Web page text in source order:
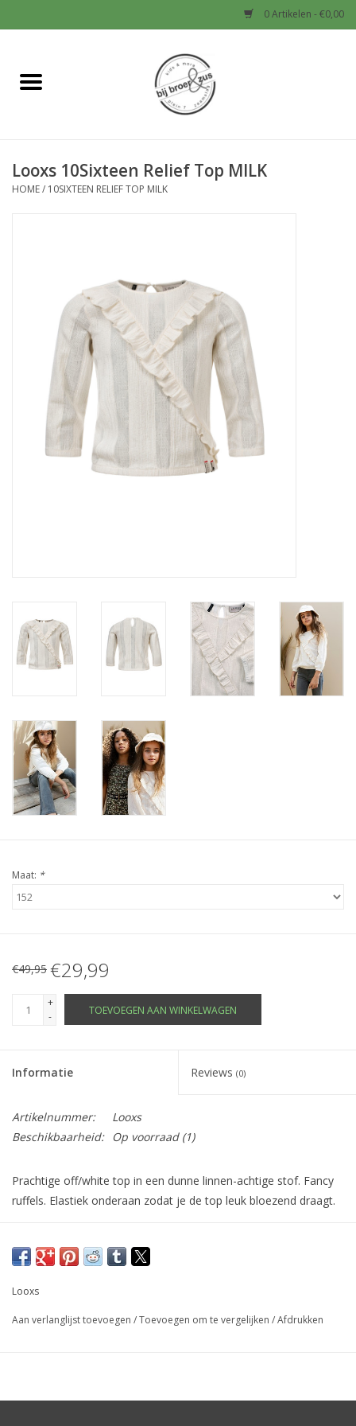
0 Artikelen - €0,00
Home
Baby
Schoenen en Tassen
Speelgoed
Cadeaubonnen
Looxs 10Sixteen Relief Top MILK
HOME/ 10SIXTEEN RELIEF TOP MILK
Maat: *
€49,95 €29,99
+
-
TOEVOEGEN AAN WINKELWAGEN
Informatie Reviews (0)
Artikelnummer:
Looxs
Beschikbaarheid:
Op voorraad(1)
Prachtige off/white top in een dunne linnen-achtige stof. Fancy
ruffels. Elastiek onderaan zodat je de top leuk bloezend draagt.
Looxs
Aan verlanglijst toevoegen /Toevoegen om te vergelijken /Afdrukken